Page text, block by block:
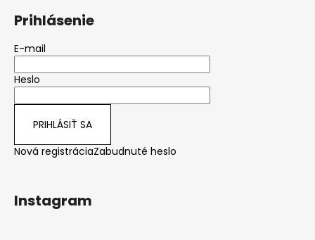
Prihlásenie
E-mail
Heslo
PRIHLÁSIŤ SA
Nová registráciaZabudnuté heslo
Instagram